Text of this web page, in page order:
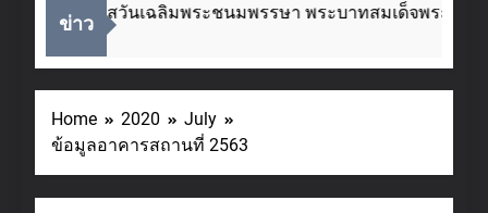
ข่าว
นื่องในโอกาสวันเฉลิมพระชนมพรรษา พระบาทสมเด็จพระเจ้า
Home 2020
July
ข้อมูลอาคารสถานที่ 2563